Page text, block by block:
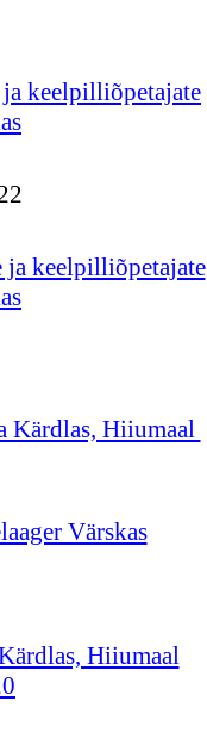
keelpilliõpetajate
keelpilliõpetajate
Kärdlas, Hiiumaal
Värskas​
Hiiumaal